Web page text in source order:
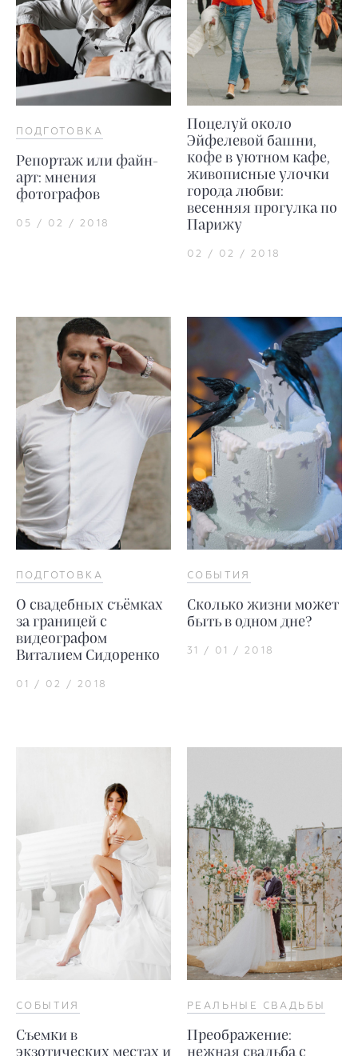
ПОДГОТОВКА
Репортаж или файн-
арт: мнения
фотографов
05 / 02 / 2018
Поцелуй около
Эйфелевой башни,
кофе в уютном кафе,
живописные улочки
города любви:
весенняя прогулка по
Парижу
02 / 02 / 2018
ПОДГОТОВКА
О свадебных съёмках
за границей с
видеографом
Виталием Сидоренко
01 / 02 / 2018
СОБЫТИЯ
Сколько жизни может
быть в одном дне?
31 / 01 / 2018
СОБЫТИЯ
Съемки в
экзотических местах и
РЕАЛЬНЫЕ СВАДЬБЫ
Преображение:
нежная свадьба с